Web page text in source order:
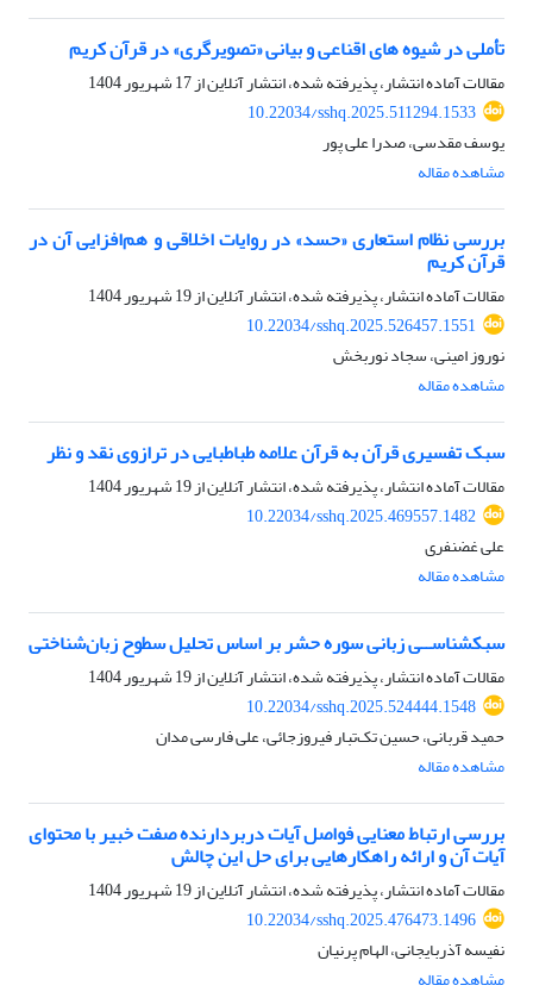
تأملی در شیوه های اقناعی و بیانی «تصویرگری» در قرآن کریم
مقالات آماده انتشار، پذیرفته شده، انتشار آنلاین از17 شهریور 1404
10.22034/sshq.2025.511294.1533
یوسف مقدسی، صدرا علی پور
مشاهده مقاله
بررسی نظام استعاری «حسد» در روایات اخلاقی و هم‌افزایی آن در
قرآن کریم
مقالات آماده انتشار، پذیرفته شده، انتشار آنلاین از19 شهریور 1404
10.22034/sshq.2025.526457.1551
نوروز امینی، سجاد نوربخش
مشاهده مقاله
سبک تفسیری قرآن به قرآن علامه طباطبایی در ترازوی نقد و نظر
مقالات آماده انتشار، پذیرفته شده، انتشار آنلاین از19 شهریور 1404
10.22034/sshq.2025.469557.1482
علی غضنفری
مشاهده مقاله
سبک‏شناســی زبانی سوره حشر بر اساس تحلیل سطوح زبان‌شناختی
مقالات آماده انتشار، پذیرفته شده، انتشار آنلاین از19 شهریور 1404
10.22034/sshq.2025.524444.1548
حمید قربانی، حسین تک‌تبار فیروزجائی، علی فارسی مدان
مشاهده مقاله
بررسی ارتباط معنایی فواصل آیات دربردارنده صفت خبیر با محتوای
آیات آن و ارائه راهکارهایی برای حل این چالش
مقالات آماده انتشار، پذیرفته شده، انتشار آنلاین از19 شهریور 1404
10.22034/sshq.2025.476473.1496
نفیسه آذربایجانی، الهام پرنیان
مشاهده مقاله